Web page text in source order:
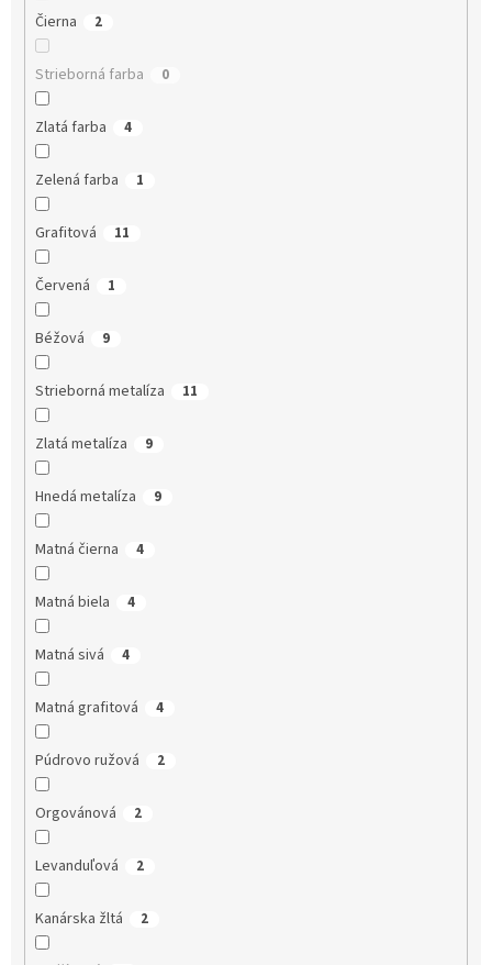
Čierna 2
Strieborná farba 0
Zlatá farba 4
Zelená farba 1
Grafitová 11
Červená 1
Béžová 9
Strieborná metalíza 11
Zlatá metalíza 9
Hnedá metalíza 9
Matná čierna 4
Matná biela 4
Matná sivá 4
Matná grafitová 4
Púdrovo ružová 2
Orgovánová 2
Levanduľová 2
Kanárska žltá 2